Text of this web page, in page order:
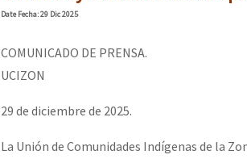
DateFecha: 29 Dic 2025
COMUNICADO DE PRENSA.
UCIZON
29 de diciembre de 2025.
La Unión de Comunidades Indígenas de la